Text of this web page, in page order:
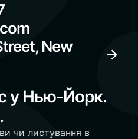
New
у Нью-Йорк.
чи листування в